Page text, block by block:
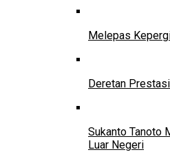
Melepas
Deretan
Sukanto Tanoto
Luar Negeri